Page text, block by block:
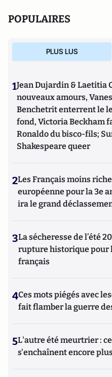
POPULAIRES
PLUS LUS
1Jean Dujardin & Laetitia
nouveaux amours,
Benchetrit enterrent le
fond, Victoria Beckham
Ronaldo du bisco-fils;
Shakespeare queer
2Les Français moins
européenne pour la 3e
ira le grand
3La sécheresse de l’été
rupture historique pour
français
4Ces mots piégés avec
fait flamber la guerre
5L'autre été meurtrier :
s'enchaînent encore